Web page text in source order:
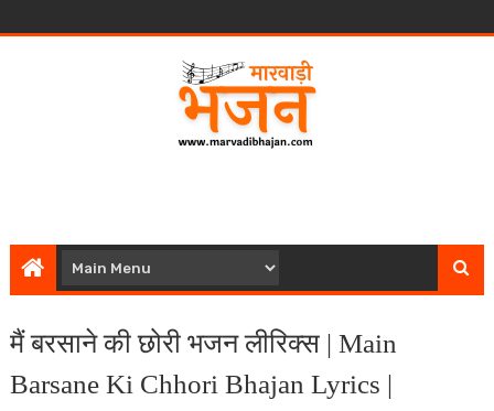
मैं बरसाने की छोरी भजन लीरिक्स | Main
Barsane Ki Chhori Bhajan Lyrics |